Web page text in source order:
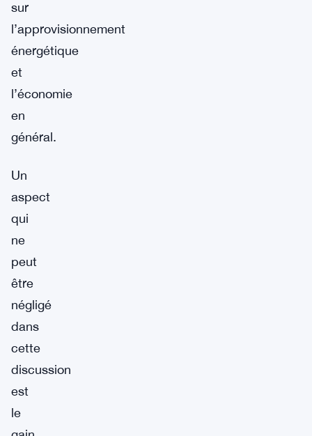
sur
l’approvisionnement
énergétique
et
l’économie
en
général.
Un
aspect
qui
ne
peut
être
négligé
dans
cette
discussion
est
le